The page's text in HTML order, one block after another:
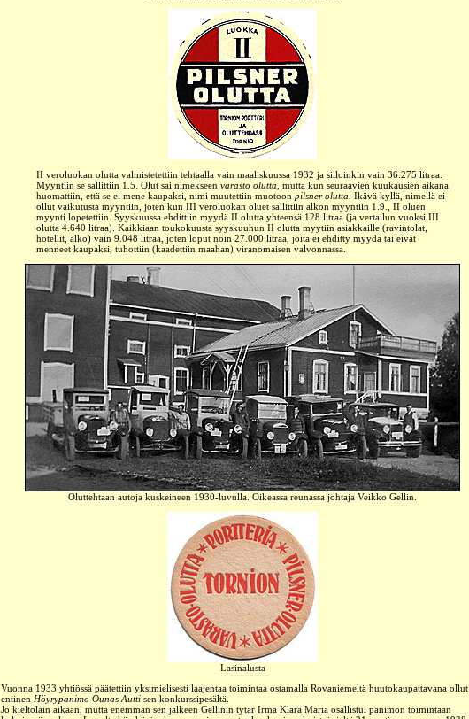
II veroluokan olutta valmistetettiin tehtaalla vain maaliskuussa 1932 ja silloinkin vain 36.275 litraa.
Myyntiin se sallittiin 1.5. Olut sai nimekseen varasto olutta , mutta kun seuraavien kuukausien aikana
huomattiin, että se ei mene kaupaksi, nimi muutettiin muotoon pilsner olutta . Ikävä kyllä, nimellä ei
ollut vaikutusta myyntiin, joten kun III veroluokan oluet sallittiin alkon myyntiin 1.9., II oluen
myynti lopetettiin. Syyskuussa ehdittiin myydä II olutta yhteensä 128 litraa (ja vertailun vuoksi III
olutta 4.640 litraa). Kaikkiaan toukokuusta syyskuuhun II olutta myytiin asiakkaille (ravintolat,
hotellit, alko) vain 9.048 litraa, joten loput noin 27.000 litraa, joita ei ehditty myydä tai eivät
menneet kaupaksi, tuhottiin (kaadettiin maahan) viranomaisen valvonnassa.
Oluttehtaan autoja kuskeineen 1930-luvulla. Oikeassa reunassa johtaja Veikko Gellin.
Lasinalusta
Vuonna 1933 yhtiössä päätettiin yksimielisesti laajentaa toimintaa ostamalla Rovaniemeltä huutokaupattavana ollut
entinen Höyrypanimo Ounas Autti sen konkurssipesältä.
Jo kieltolain aikaan, mutta enemmän sen jälkeen Gellinin tytär Irma Klara Maria osallistui panimon toimintaan